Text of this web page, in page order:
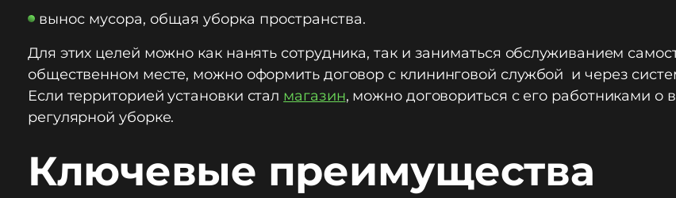
вынос мусора, общая уборка пространства.
Для этих целей можно как нанять сотрудника, так и заниматься обслуживанием
общественном месте, можно оформить договор с клининговой службой и через
Если территорией установки стал магазин, можно договориться с его работниками
регулярной уборке.
Ключевые преимущества